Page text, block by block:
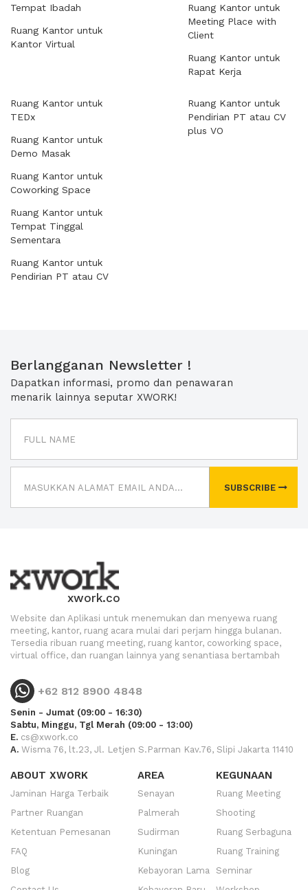
Tempat Ibadah
Ruang Kantor untuk
Kantor Virtual
Ruang Kantor untuk
Meeting Place with
Client
Ruang Kantor untuk
Rapat Kerja
Ruang Kantor untuk
TEDx
Ruang Kantor untuk
Demo Masak
Ruang Kantor untuk
Coworking Space
Ruang Kantor untuk
Tempat Tinggal
Sementara
Ruang Kantor untuk
Pendirian PT atau CV
Ruang Kantor untuk
Pendirian PT atau CV
plus VO
Berlangganan Newsletter !
Dapatkan informasi, promo dan penawaran
menarik lainnya seputar XWORK!
SUBSCRIBE
xwork.co
Website dan Aplikasi untuk menemukan dan menyewa ruang
meeting, kantor, ruang acara mulai dari perjam hingga bulanan.
Tersedia ribuan ruang meeting, ruang kantor, coworking space,
virtual office, dan ruangan lainnya yang senantiasa bertambah
+62 812 8900 4848
Senin - Jumat (09:00 - 16:30)
Sabtu, Minggu, Tgl Merah (09:00 - 13:00)
E. cs@xwork.co
A. Wisma 76, lt.23, Jl. Letjen S.Parman Kav.76, Slipi Jakarta 11410
ABOUT XWORK
Jaminan Harga Terbaik
Partner Ruangan
Ketentuan Pemesanan
FAQ
Blog
AREA
Senayan
Palmerah
Sudirman
Kuningan
Kebayoran Lama
KEGUNAAN
Ruang Meeting
Shooting
Ruang Serbaguna
Ruang Training
Seminar